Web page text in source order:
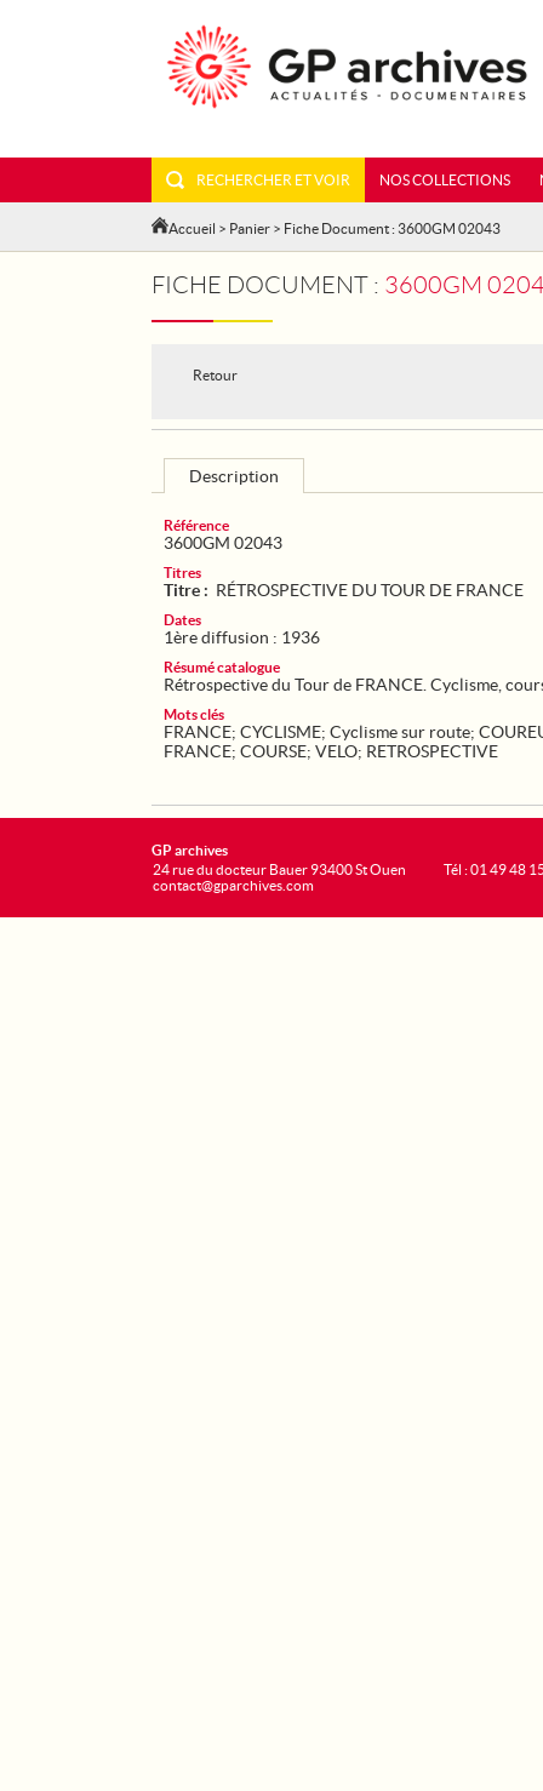
RECHERCHER ET VOIR NOS COLLECTIONS
Accueil > Panier > Fiche Document : 3600GM 02043
FICHE DOCUMENT : 3600GM
Retour
Description
Référence
3600GM 02043
Titres
Titre : RÉTROSPECTIVE DU TOUR DE FRANCE
Dates
1ère diffusion : 1936
Résumé catalogue
Rétrospective du Tour de FRANCE. Cyclisme,
Mots clés
FRANCE; CYCLISME; Cyclisme sur route;
FRANCE; COURSE; VELO; RETROSPECTIVE
GP archives
24 rue du docteur Bauer 93400 St Ouen
contact@gparchives.com
Tél : 01 49 48